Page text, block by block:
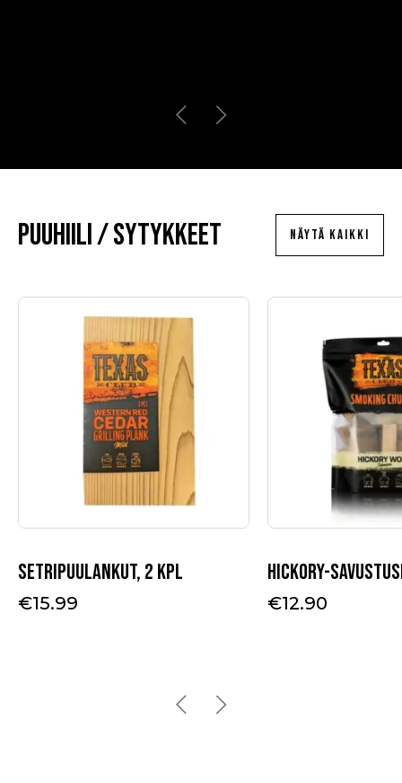
Puuhiili / sytykkeet NÄYTÄ KAIKKI
Setripuulankut, 2 kpl
€15.99
Hickory-
€12.90